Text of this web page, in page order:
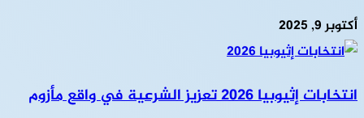
أكتوبر 9, 2025
انتخابات إثيوبيا 2026 تعزيز الشرعية في واقع مأزوم